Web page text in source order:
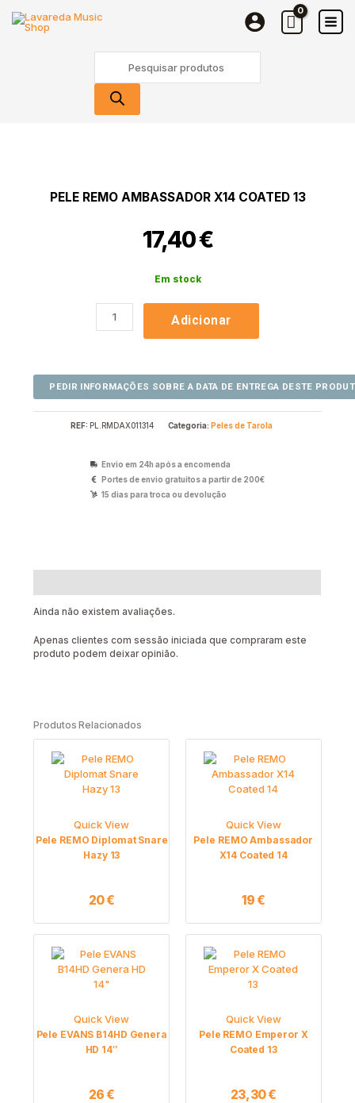
search
PELE REMO AMBASSADOR X14 COATED 13
17,40€
Em stock
REMO
Ambassador
Adicionar
REF: PL.RMDAX011314 Categoria: Peles de Tarola
Envio em 24h após a encomenda
Portes de envio gratuitos a partir de 200€
15 dias para troca ou devolução
Ainda não existem avaliações.
Apenas clientes com sessão iniciada que compraram este
produto podem deixar opinião.
Produtos Relacionados
Quick View
Pele REMO Diplomat Snare
Hazy 13
20€
Quick View
Pele REMO Ambassador
X14 Coated 14
19€
Quick View
Pele EVANS B14HD Genera
HD 14″
26€
Quick View
Pele REMO Emperor X
Coated 13
23,30€
Ambassador
13